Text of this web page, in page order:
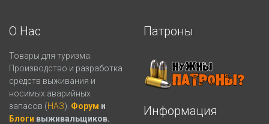
О Нас
Товары для туризма.
Производство и разработка
средств выживания и
носимых аварийных
запасов (НАЗ). Форум и
Блоги выживальщиков.
Патроны
Информация